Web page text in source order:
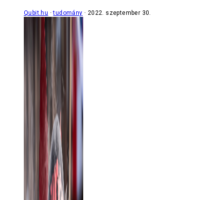
Qubit.hu tudomány 2022. szeptember 30.